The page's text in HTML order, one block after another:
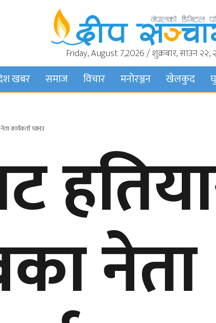
Friday, August 7,2026 / शुक्रबार, साउन २२,
खबर समाज विचार मनाेरञ्जन खेलकुद
कार्यकर्ता पक्राउ
नेता